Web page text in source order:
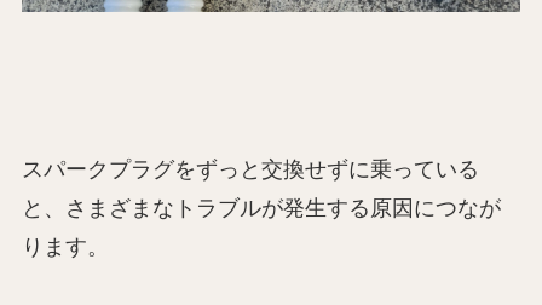
スパークプラグをずっと交換せずに乗っている
と、さまざまなトラブルが発生する原因につなが
ります。